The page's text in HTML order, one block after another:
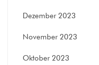
Dezember 2023
November 2023
Oktober 2023